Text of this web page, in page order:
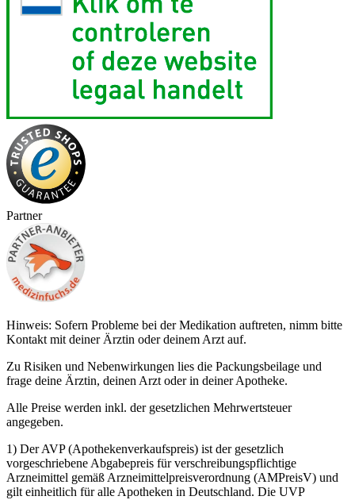
Partner
Hinweis: Sofern Probleme bei der Medikation auftreten, nimm bitte
Kontakt mit deiner Ärztin oder deinem Arzt auf.
Zu Risiken und Nebenwirkungen lies die Packungsbeilage und
frage deine Ärztin, deinen Arzt oder in deiner Apotheke.
Alle Preise werden inkl. der gesetzlichen Mehrwertsteuer
angegeben.
1) Der AVP (Apothekenverkaufspreis) ist der gesetzlich
vorgeschriebene Abgabepreis für verschreibungspflichtige
Arzneimittel gemäß Arzneimittelpreisverordnung (AMPreisV) und
gilt einheitlich für alle Apotheken in Deutschland. Die UVP